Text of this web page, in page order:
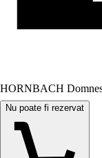
HORNBACH
Nu poate fi rezervat